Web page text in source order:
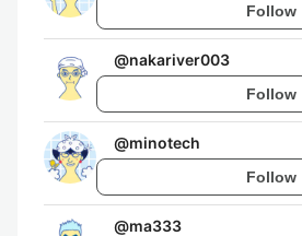
Follow
@nakariver003
Follow
@minotech
Follow
@ma333